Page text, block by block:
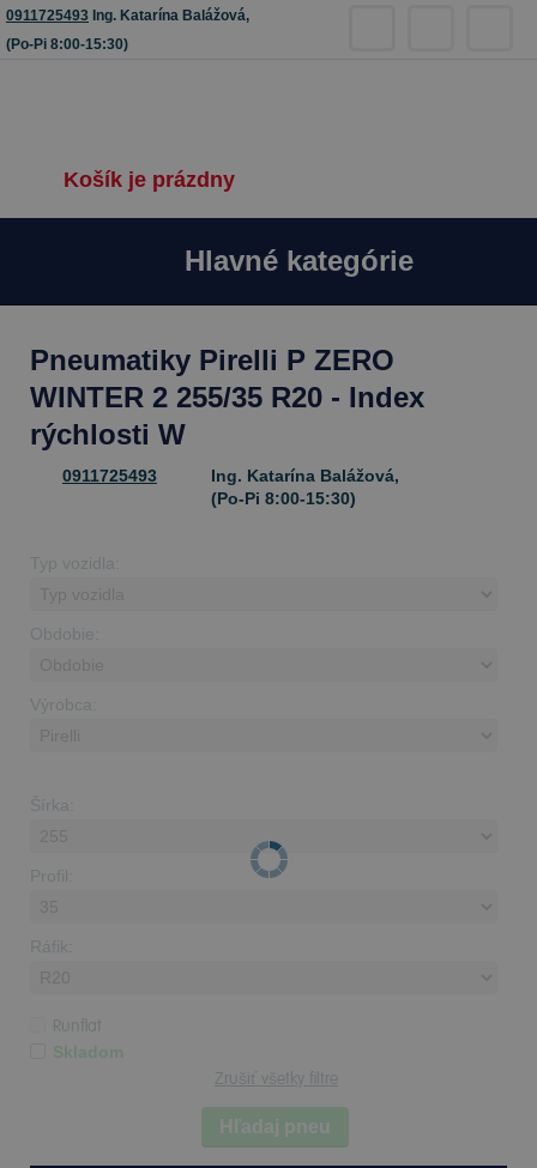
0911725493 Ing. Katarína Balážová,
(Po-Pi 8:00-15:30)
Košík je prázdny
Hlavné kategórie
Pneumatiky Pirelli P ZERO
WINTER 2 255/35 R20 - Index
rýchlosti W
0911725493
Ing. Katarína Balážová,
(Po-Pi 8:00-15:30)
Typ vozidla:
Obdobie:
Výrobca:
Šírka:
Profil:
Ráfik:
Runflat
Skladom
Zrušiť všetky filtre
Hľadaj pneu